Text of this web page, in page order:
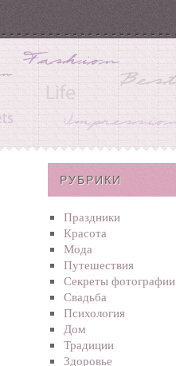
РУБРИКИ
Праздники
Красота
Мода
Путешествия
Секреты фотографии
Свадьба
Психология
Дом
Традиции
Здоровье